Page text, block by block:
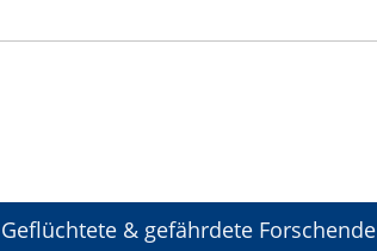
Geflüchtete & gefährdete Forschende